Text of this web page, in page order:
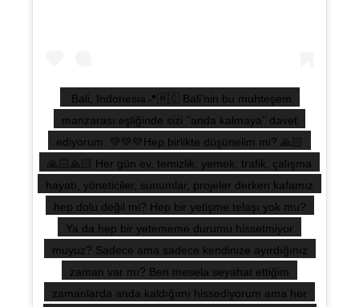
Bali, Indonesia📍🇲🇨 Bali’nin bu muhteşem
manzarası eşliğinde sizi ‘’anda kalmaya’’ davet
ediyorum. 💚💚💚Hep birlikte düşünelim mi? 🙏🏻
🙏🏻🙏🏻 Her gün ev, temizlik, yemek, trafik, çalışma
hayatı, yöneticiler, sunumlar, projeler derken kafamız
hep dolu değil mi? Hep bir yetişme telaşı yok mu?
Ya da hep bir yetememe durumu hissetmiyor
muyuz? Sadece ama sadece kendinize ayırdığınız
zaman var mı? Ben mesela seyahat ettiğim
zamanlarda anda kaldığımı hissediyorum ama her